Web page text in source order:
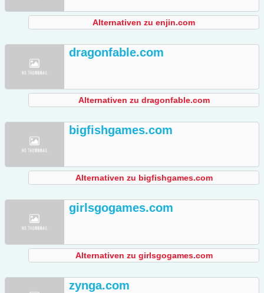
Alternativen zu enjin.com
dragonfable.com
Alternativen zu dragonfable.com
bigfishgames.com
Alternativen zu bigfishgames.com
girlsgogames.com
Alternativen zu girlsgogames.com
zynga.com